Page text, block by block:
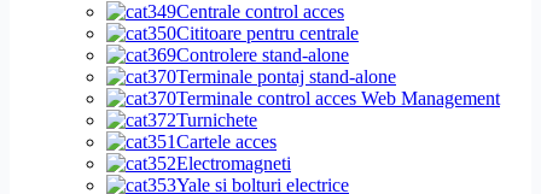
Centrale control acces
Cititoare pentru centrale
Controlere stand-alone
Terminale pontaj stand-alone
Terminale control acces Web Management
Turnichete
Cartele acces
Electromagneti
Yale si bolturi electrice